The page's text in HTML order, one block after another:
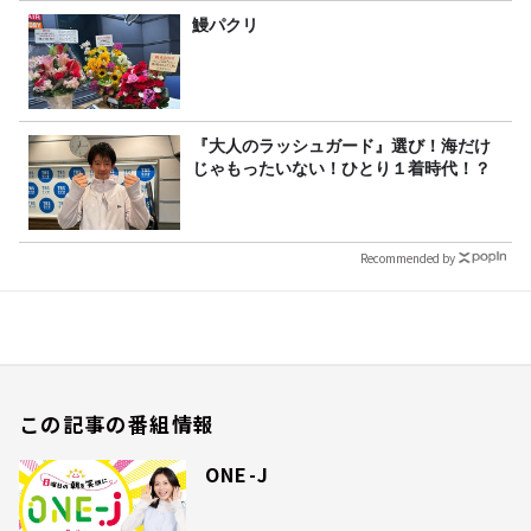
鰻パクリ
『大人のラッシュガード』選び！海だけ
じゃもったいない！ひとり１着時代！？
Recommended by
この記事の番組情報
ONE-J